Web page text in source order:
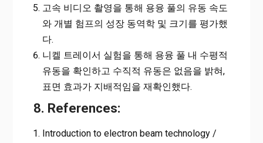
고속 비디오 촬영을 통해 용융 풀의 유동 속도
와 개별 험프의 성장 동역학 및 크기를 평가했
다.
니켈 트레이서 실험을 통해 용융 풀 내 수평적
유동을 확인하고 수직적 유동은 없음을 밝혀,
표면 효과가 지배적임을 재확인했다.
8. References:
Introduction to electron beam technology /